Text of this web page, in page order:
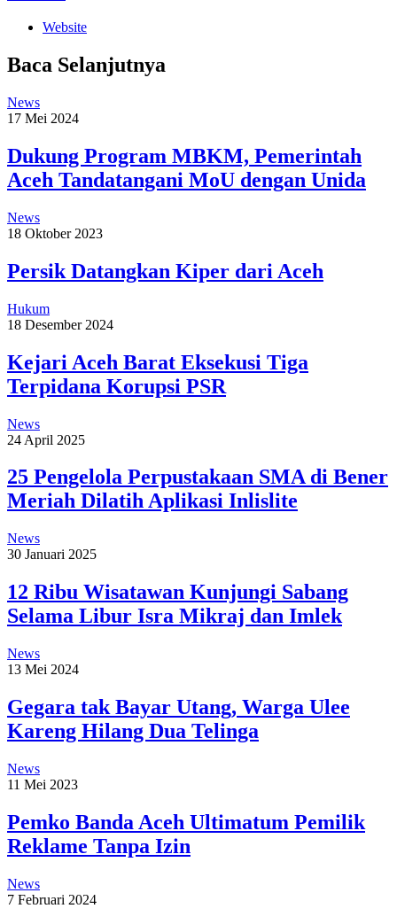
Website
Baca Selanjutnya
News
17 Mei 2024
Dukung Program MBKM, Pemerintah
Aceh Tandatangani MoU dengan Unida
News
18 Oktober 2023
Persik Datangkan Kiper dari Aceh
Hukum
18 Desember 2024
Kejari Aceh Barat Eksekusi Tiga
Terpidana Korupsi PSR
News
24 April 2025
25 Pengelola Perpustakaan SMA di Bener
Meriah Dilatih Aplikasi Inlislite
News
30 Januari 2025
12 Ribu Wisatawan Kunjungi Sabang
Selama Libur Isra Mikraj dan Imlek
News
13 Mei 2024
Gegara tak Bayar Utang, Warga Ulee
Kareng Hilang Dua Telinga
News
11 Mei 2023
Pemko Banda Aceh Ultimatum Pemilik
Reklame Tanpa Izin
News
7 Februari 2024